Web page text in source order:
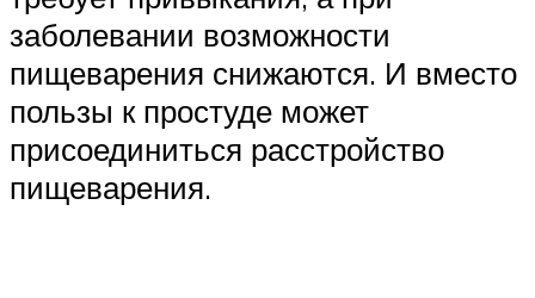
заболевании возможности
пищеварения снижаются. И вместо
пользы к простуде может
присоединиться расстройство
пищеварения.